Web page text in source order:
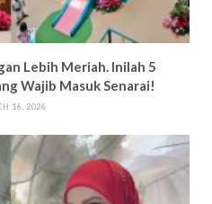
Lebih Meriah. Inilah 5
Wajib Masuk Senarai!
16, 2026